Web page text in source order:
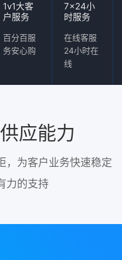
1v1大客
户服务
百分百服
务安心购
7x24小
时服务
在线客服
24小时在
线
应能力
，为客户业务快速稳定
力的支持